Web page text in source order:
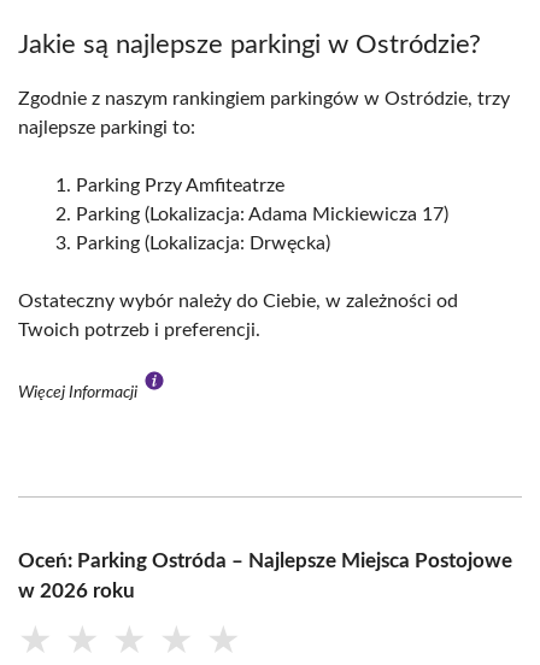
Jakie są najlepsze parkingi w Ostródzie?
Zgodnie z naszym rankingiem parkingów w Ostródzie, trzy
najlepsze parkingi to:
Parking Przy Amfiteatrze
Parking (Lokalizacja: Adama Mickiewicza 17)
Parking (Lokalizacja: Drwęcka)
Ostateczny wybór należy do Ciebie, w zależności od
Twoich potrzeb i preferencji.
Więcej Informacji
Oceń: Parking Ostróda – Najlepsze Miejsca Postojowe
w 2026 roku
★ ★ ★ ★ ★